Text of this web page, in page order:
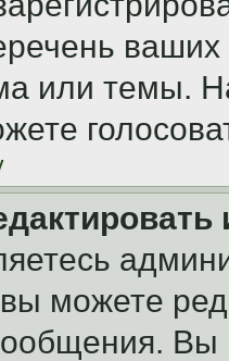
ваших
или темы.
можете
Вы